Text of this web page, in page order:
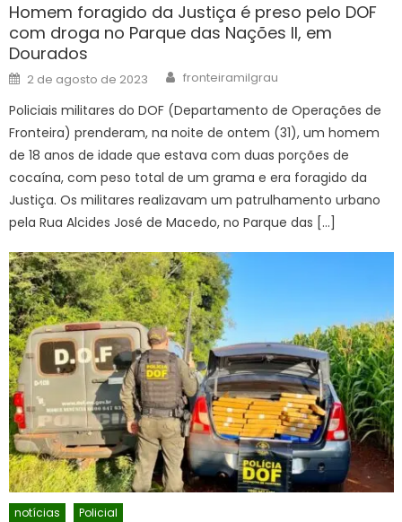
Homem foragido da Justiça é preso pelo DOF
com droga no Parque das Nações II, em
Dourados
Posted
on
2 de agosto de 2023 Author
fronteiramilgrau
Policiais militares do DOF (Departamento de Operações de
Fronteira) prenderam, na noite de ontem (31), um homem
de 18 anos de idade que estava com duas porções de
cocaína, com peso total de um grama e era foragido da
Justiça. Os militares realizavam um patrulhamento urbano
pela Rua Alcides José de Macedo, no Parque das […]
notícias Policial